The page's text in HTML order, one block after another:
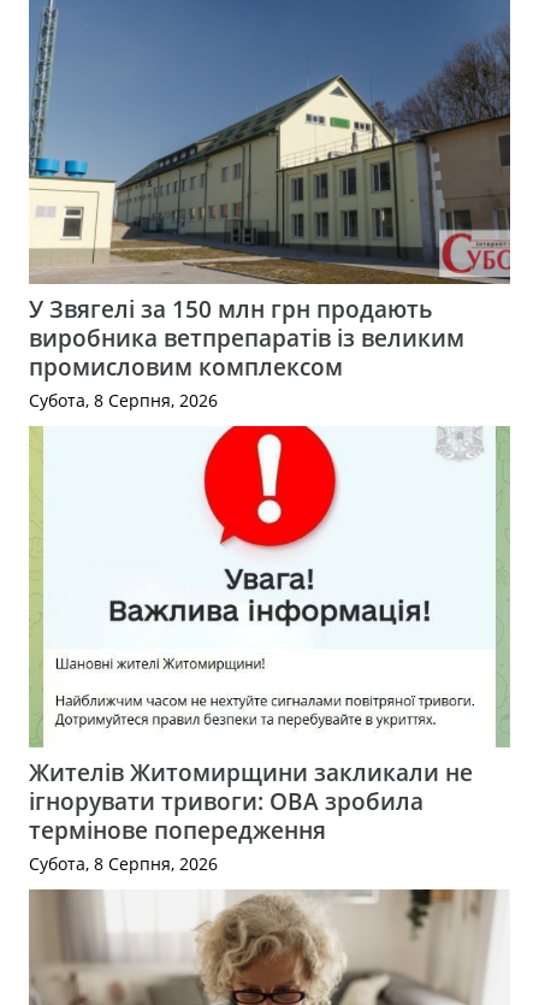
У Звягелі за 150 млн грн продають
виробника ветпрепаратів із великим
промисловим комплексом
Субота, 8 Серпня, 2026
Жителів Житомирщини закликали не
ігнорувати тривоги: ОВА зробила
термінове попередження
Субота, 8 Серпня, 2026